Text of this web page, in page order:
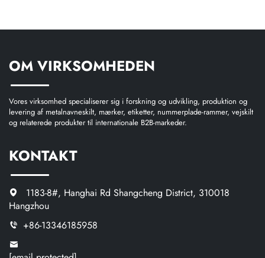
OM VIRKSOMHEDEN
Vores virksomhed specialiserer sig i forskning og udvikling, produktion og
levering af metalnavneskilt, mærker, etiketter, nummerplade-rammer, vejskilt
og relaterede produkter til internationale B2B-markeder.
KONTAKT
1183-8#, Hanghai Rd Shangcheng District, 310018
Hangzhou
+86-13346185958